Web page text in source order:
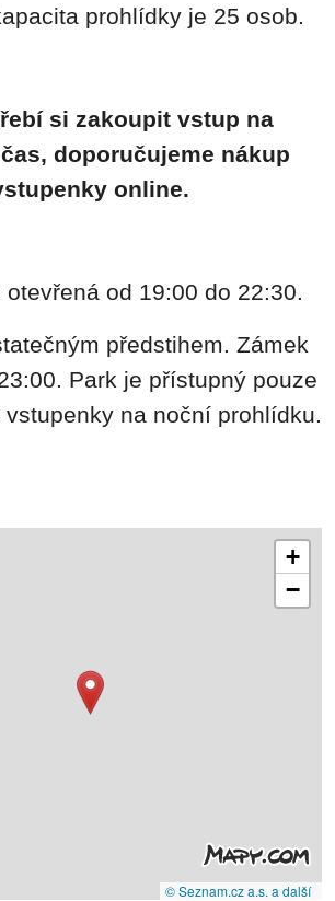
prohlídky je 25 osob.
si zakoupit vstup na
doporučujeme nákup
online.
otevřená od 19:00 do 22:30.
předstihem. Zámek
Park je přístupný pouze
na noční prohlídku.
+
−
© Seznam.cz a.s. a další